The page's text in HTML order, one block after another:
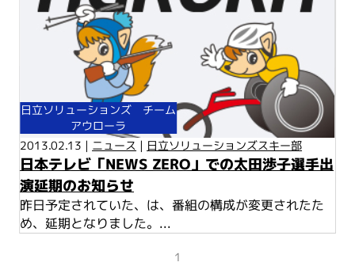
日立ソリューションズ チーム
アウローラ
2013.02.13 | ニュース | 日立ソリューションズスキー部
日本テレビ「NEWS ZERO」での太田渉子選手出
演延期のお知らせ
昨日予定されていた、は、番組の構成が変更されたた
め、延期となりました。...
1